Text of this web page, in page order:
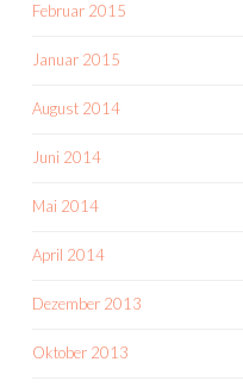
Februar 2015
Januar 2015
August 2014
Juni 2014
Mai 2014
April 2014
Dezember 2013
Oktober 2013